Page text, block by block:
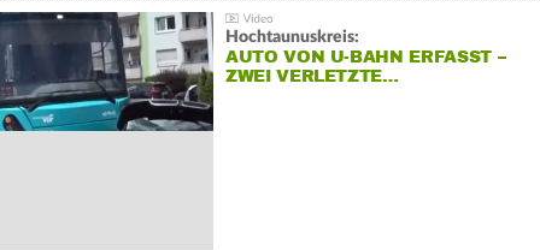
Hochtaunuskreis:
AUTO VON U-BAHN ERFASST –
ZWEI VERLETZTE…